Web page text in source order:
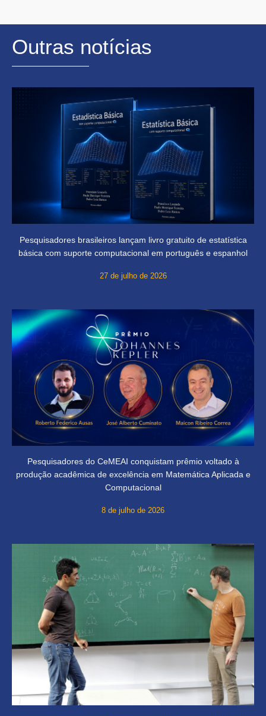
Outras notícias
Pesquisadores brasileiros lançam livro gratuito de estatística
básica com suporte computacional em português e espanhol
27 de julho de 2026
Pesquisadores do CeMEAI conquistam prêmio voltado à
produção acadêmica de excelência em Matemática Aplicada e
Computacional
8 de julho de 2026